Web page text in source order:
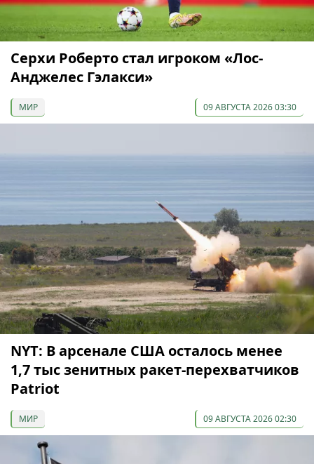
Серхи Роберто стал игроком «Лос-
Анджелес Гэлакси»
МИР 09 АВГУСТА 2026 03:30
NYT: В арсенале США осталось менее
1,7 тыс зенитных ракет-перехватчиков
Patriot
МИР 09 АВГУСТА 2026 02:30